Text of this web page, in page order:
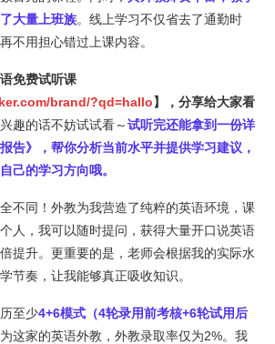
大量上班族。线上学习不仅省去了通勤时
不用担心错过上课内容。
免费试听课
brand/?qd=hallo】，分享给大家看
兴趣的话不妨试试看～试听完还能拿到一份详
告》，帮你分析当前水平并提供学习建议，
己的学习方向哦。
不同！外教为我营造了纯粹的英语环境，课
人，我可以随时提问，获得大量开口说英语
提升。更重要的是，老师会根据我的实际水
节奏，让我能够真正吸收知识。
至少4+6模式（4轮录用前考核+6轮试用后
这家的英语外教，外教录取率仅为2%。我